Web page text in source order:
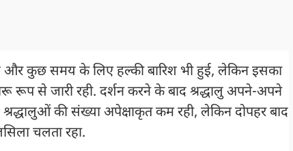
और कुछ समय के लिए हल्की बारिश भी हुई, लेकिन इसका
रूप से जारी रही. दर्शन करने के बाद श्रद्धालु अपने-अपने
की संख्या अपेक्षाकृत कम रही, लेकिन दोपहर बाद
चलता रहा.